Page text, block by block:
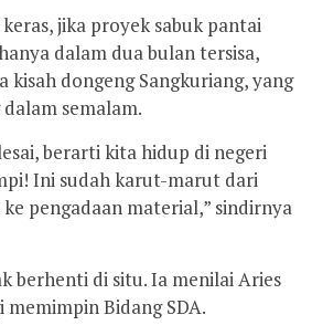
jika proyek sabuk pantai
dalam dua bulan tersisa,
kisah dongeng Sangkuriang, yang
semalam.
berarti kita hidup di negeri
Ini sudah karut-marut dari
pengadaan material,” sindirnya
berhenti di situ. Ia menilai Aries
Bidang SDA.